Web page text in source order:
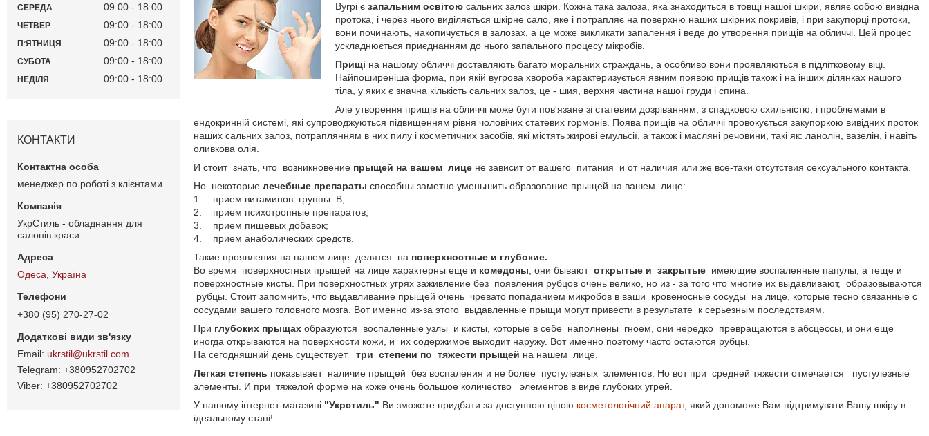
Вугрі є запальним освітою сальних залоз шкіри. Кожна така залоза, яка знаходиться в товщі нашої шкіри, являє собою вивідна
протока, і через нього виділяється шкірне сало, яке і потрапляє на поверхню наших шкірних покривів, і при закупорці протоки,
вони починають, накопичується в залозах, а це може викликати запалення і веде до утворення прищів на обличчі. Цей процес
ускладнюється приєднанням до нього запального процесу мікробів.
Прищі на нашому обличчі доставляють багато моральних страждань, а особливо вони проявляються в підлітковому віці.
Найпоширеніша форма, при якій вугрова хвороба характеризується явним появою прищів також і на інших ділянках нашого
тіла, у яких є значна кількість сальних залоз, це - шия, верхня частина нашої груди і спина.
Але утворення прищів на обличчі може бути пов'язане зі статевим дозріванням, з спадковою схильністю, і проблемами в
ендокринній системі, які супроводжуються підвищенням рівня чоловічих статевих гормонів. Поява прищів на обличчі провокується закупоркою вивідних проток
наших сальних залоз, потраплянням в них пилу і косметичних засобів, які містять жирові емульсії, а також і масляні речовини, такі як: ланолін, вазелін, і навіть
оливкова олія.
И стоит знать, что возникновение прыщей на вашем лице не зависит от вашего питания и от наличия или же все-таки отсутствия сексуального контакта.
Но некоторые лечебные препараты способны заметно уменьшить образование прыщей на вашем лице:
1. прием витаминов группы. В;
2. прием психотропные препаратов;
3. прием пищевых добавок;
4. прием анаболических средств.
Такие проявления на нашем лице делятся на поверхностные и глубокие.
Во время поверхностных прыщей на лице характерны еще и комедоны , они бывают открытые и закрытые имеющие воспаленные папулы, а теще и
поверхностные кисты. При поверхностных угрях заживление без появления рубцов очень велико, но из - за того что многие их выдавливают, образовываются
рубцы. Стоит запомнить, что выдавливание прыщей очень чревато попаданием микробов в ваши кровеносные сосуды на лице, которые тесно связанные с
сосудами вашего головного мозга. Вот именно из-за этого выдавленные прыщи могут привести в результате к серьезным последствиям.
При глубоких прыщах образуются воспаленные узлы и кисты, которые в себе наполнены гноем, они нередко превращаются в абсцессы, и они еще
иногда открываются на поверхности кожи, и их содержимое выходит наружу. Вот именно поэтому часто остаются рубцы.
На сегодняшний день существует три степени по тяжести прыщей на нашем лице.
Легкая степень показывает наличие прыщей без воспаления и не более пустулезных элементов. Но вот при средней тяжести отмечается пустулезные
элементы. И при тяжелой форме на коже очень большое количество элементов в виде глубоких угрей.
У нашому інтернет-магазині "Укрстиль" Ви зможете придбати за доступною ціною косметологічний апарат, який допоможе Вам підтримувати Вашу шкіру в
ідеальному стані!
СЕРЕДА 09:00 18:00
ЧЕТВЕР 09:00 18:00
ПʼЯТНИЦЯ 09:00 18:00
СУБОТА 09:00 18:00
НЕДІЛЯ 09:00 18:00
КОНТАКТИ
менеджер по роботі з клієнтами
УкрСтиль - обладнання для
салонів краси
Одеса, Україна
+380 (95) 270-27-02
ukrstil@ukrstil.com
+380952702702
+380952702702